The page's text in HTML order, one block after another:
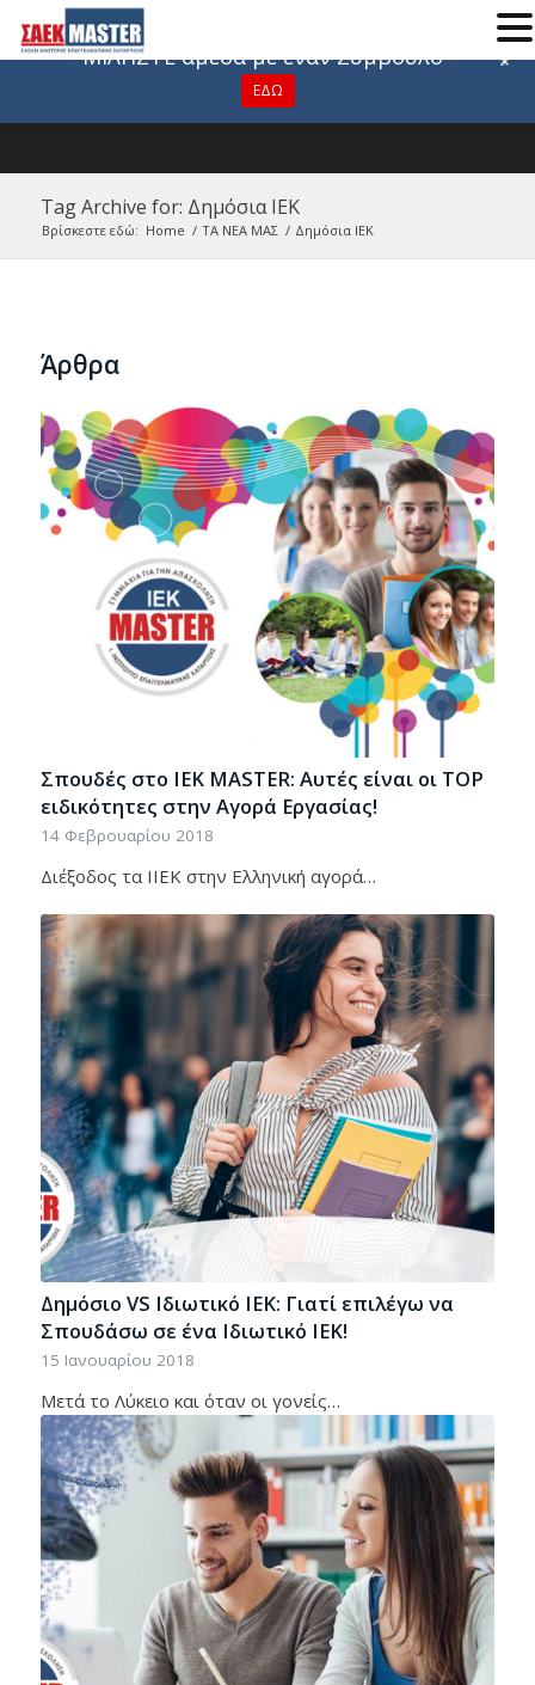
Tag Archive for: Δημόσια ΙΕΚ
Βρίσκεστε εδώ: Home / ΤΑ ΝΕΑ ΜΑΣ / Δημόσια ΙΕΚ
Άρθρα
Σπουδές στο ΙΕΚ MASTER: Αυτές είναι οι TOP
ειδικότητες στην Αγορά Εργασίας!
14 Φεβρουαρίου 2018
Διέξοδος τα IΙΕΚ στην Ελληνική αγορά…
Δημόσιο VS Iδιωτικό ΙΕΚ: Γιατί επιλέγω να
Σπουδάσω σε ένα Ιδιωτικό ΙΕΚ!
15 Ιανουαρίου 2018
Μετά το Λύκειο και όταν οι γονείς…
Για οποιαδήποτε πληροφορία
ΜΙΛΗΣΤΕ άμεσα με έναν Σύμβουλο
ΕΔΩ
+